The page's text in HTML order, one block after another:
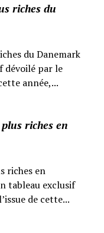
riches du
du Danemark
dévoilé par le
année,...
riches en
riches en
tableau exclusif
de cette...